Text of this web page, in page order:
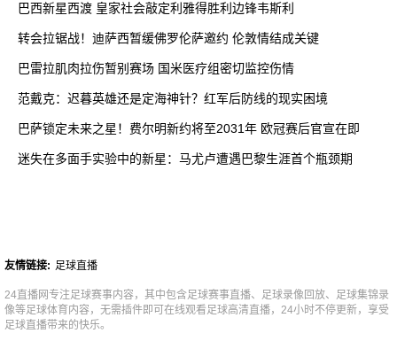
巴西新星西渡 皇家社会敲定利雅得胜利边锋韦斯利
转会拉锯战！迪萨西暂缓佛罗伦萨邀约 伦敦情结成关键
巴雷拉肌肉拉伤暂别赛场 国米医疗组密切监控伤情
范戴克：迟暮英雄还是定海神针？红军后防线的现实困境
巴萨锁定未来之星！费尔明新约将至2031年 欧冠赛后官宣在即
迷失在多面手实验中的新星：马尤卢遭遇巴黎生涯首个瓶颈期
友情链接: 足球直播
24直播网专注足球赛事内容，其中包含足球赛事直播、足球录像回放、足球集锦录
像等足球体育内容，无需插件即可在线观看足球高清直播，24小时不停更新，享受
足球直播带来的快乐。